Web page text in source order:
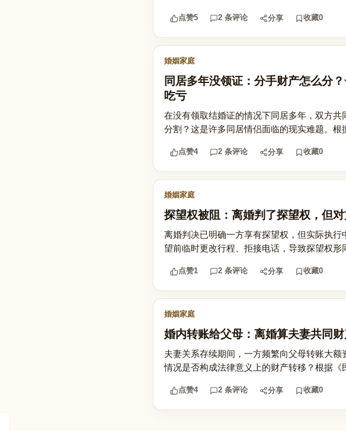
点赞5 2 条评论 分享 收藏0
婚姻家庭
同居多年没领证：分手财产怎么分
吃亏
在没有领取结婚证的情况下同居多年，双方
分割？这是许多同居情侣面临的现实难题。
点赞4 2 条评论 分享 收藏0
婚姻家庭
探望权被阻：离婚判了探望权，但
离婚判决已明确一方享有探望权，但实际执行
望前临时更改行程、拒接电话，导致探望权
点赞1 2 条评论 分享 收藏0
婚姻家庭
婚内转账给父母：离婚算夫妻共同
夫妻关系存续期间，一方频繁向父母转账大
情况是否构成法律意义上的财产转移？根据
点赞4 2 条评论 分享 收藏0